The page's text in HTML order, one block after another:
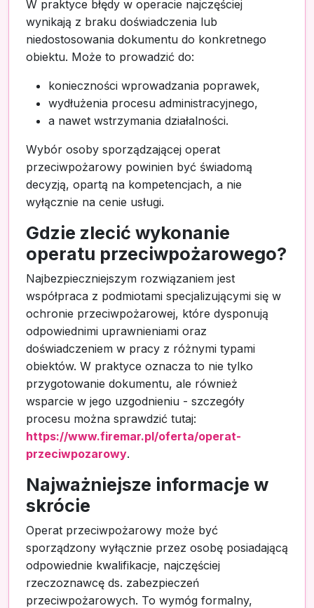
W praktyce błędy w operacie najczęściej
wynikają z braku doświadczenia lub
niedostosowania dokumentu do konkretnego
obiektu. Może to prowadzić do:
konieczności wprowadzania poprawek,
wydłużenia procesu administracyjnego,
a nawet wstrzymania działalności.
Wybór osoby sporządzającej operat
przeciwpożarowy powinien być świadomą
decyzją, opartą na kompetencjach, a nie
wyłącznie na cenie usługi.
Gdzie zlecić wykonanie
operatu przeciwpożarowego?
Najbezpieczniejszym rozwiązaniem jest
współpraca z podmiotami specjalizującymi się w
ochronie przeciwpożarowej, które dysponują
odpowiednimi uprawnieniami oraz
doświadczeniem w pracy z różnymi typami
obiektów. W praktyce oznacza to nie tylko
przygotowanie dokumentu, ale również
wsparcie w jego uzgodnieniu - szczegóły
procesu można sprawdzić tutaj:
https://www.firemar.pl/oferta/operat-
przeciwpozarowy.
Najważniejsze informacje w
skrócie
Operat przeciwpożarowy może być
sporządzony wyłącznie przez osobę posiadającą
odpowiednie kwalifikacje, najczęściej
rzeczoznawcę ds. zabezpieczeń
przeciwpożarowych. To wymóg formalny,